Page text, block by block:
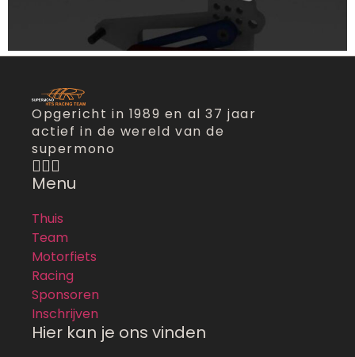
Opgericht in 1989 en al 37 jaar
actief in de wereld van de
supermono
Menu
Thuis
Team
Motorfiets
Racing
Sponsoren
Inschrijven
Hier kan je ons vinden